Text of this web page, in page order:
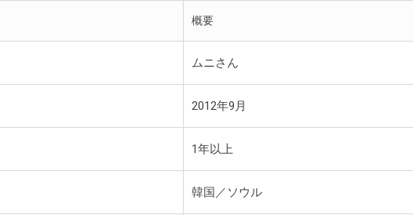
概要
ムニさん
2012年9月
1年以上
韓国／ソウル